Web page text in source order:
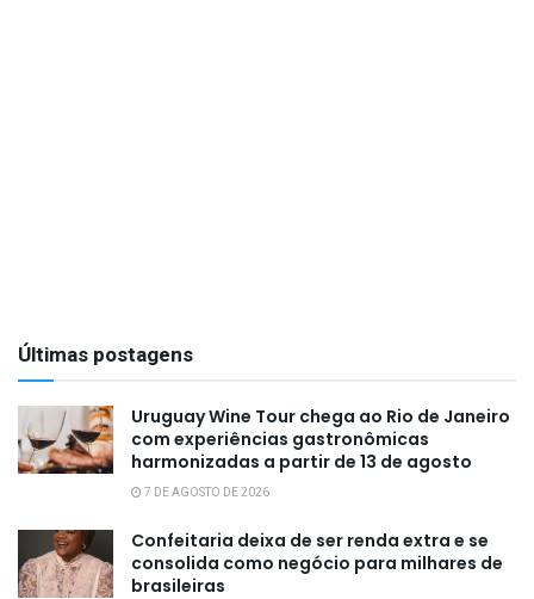
Últimas postagens
Uruguay Wine Tour chega ao Rio de Janeiro
com experiências gastronômicas
harmonizadas a partir de 13 de agosto
7 DE AGOSTO DE 2026
Confeitaria deixa de ser renda extra e se
consolida como negócio para milhares de
brasileiras